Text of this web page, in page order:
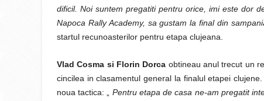
dificil. Noi suntem pregatiti pentru orice, imi este dor
Napoca Rally Academy, sa gustam la final din
startul recunoasterilor pentru etapa clujeana.
Vlad Cosma si Florin Dorca obtineau anul trecut un
cincilea in clasamentul general la finalul etapei
noua tactica: „ Pentru etapa de casa ne-am pregatit